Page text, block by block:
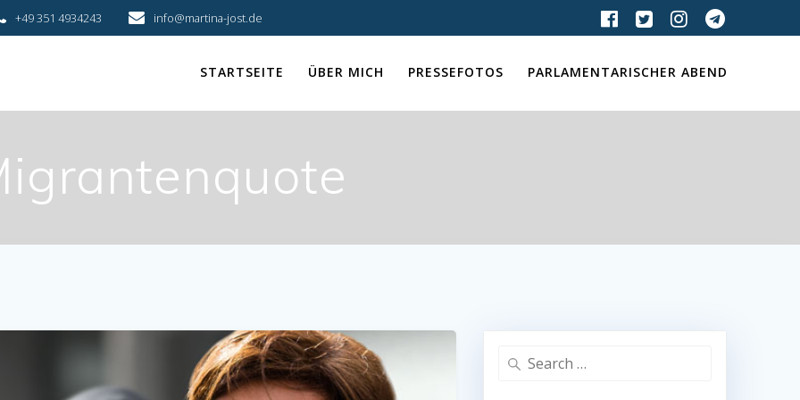
+49 351 4934243 info@martina-jost.de
STARTSEITE ÜBER MICH PRESSEFOTOS PARLAMENTARISCHER ABEND
Search